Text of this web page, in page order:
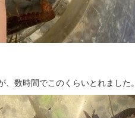
数時間でこのくらいとれました。